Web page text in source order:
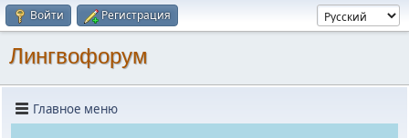
Войти Регистрация
Лингвофорум
Главное меню